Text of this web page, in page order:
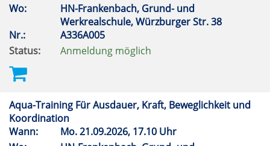
Wo:
HN-Frankenbach, Grund- und
Werkrealschule, Würzburger Str. 38
Nr.:
A336A005
Status:
Anmeldung möglich
Aqua-Training Für Ausdauer, Kraft, Beweglichkeit und
Koordination
Wann:
Mo.21.09.2026, 17.10 Uhr